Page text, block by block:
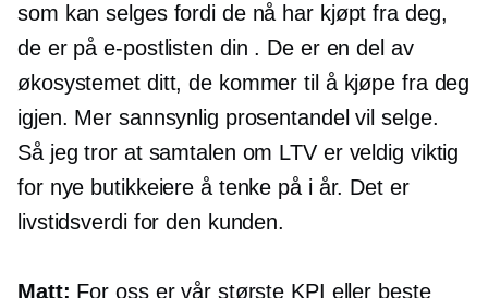
som kan selges fordi de nå har kjøpt fra deg,
de er på e-postlisten din . De er en del av
økosystemet ditt, de kommer til å kjøpe fra deg
igjen. Mer sannsynlig prosentandel vil selge.
Så jeg tror at samtalen om LTV er veldig viktig
for nye butikkeiere å tenke på i år. Det er
livstidsverdi for den kunden.
Matt: For oss er vår største KPI eller beste